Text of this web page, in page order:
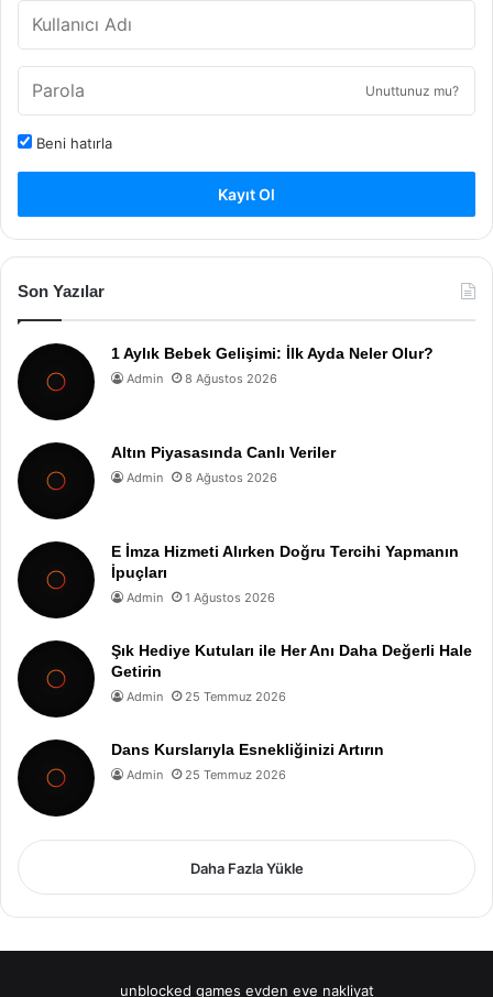
Unuttunuz mu?
Beni hatırla
Kayıt Ol
Son Yazılar
1 Aylık Bebek Gelişimi: İlk Ayda Neler Olur?
Admin 8 Ağustos 2026
Altın Piyasasında Canlı Veriler
Admin 8 Ağustos 2026
E İmza Hizmeti Alırken Doğru Tercihi Yapmanın
İpuçları
Admin 1 Ağustos 2026
Şık Hediye Kutuları ile Her Anı Daha Değerli Hale
Getirin
Admin 25 Temmuz 2026
Dans Kurslarıyla Esnekliğinizi Artırın
Admin 25 Temmuz 2026
Daha Fazla Yükle
unblocked games evden eve nakliyat